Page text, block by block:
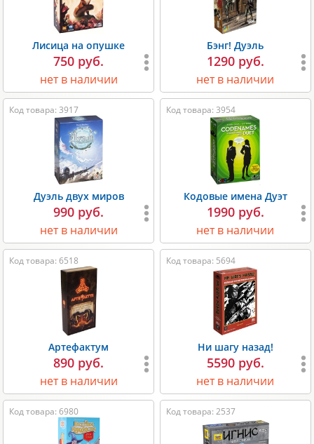
Лисица на опушке
750 руб.
нет в наличии
Бэнг! Дуэль
1290 руб.
нет в наличии
Код товара: 3917
Дуэль двух миров
990 руб.
нет в наличии
Код товара: 3954
Кодовые имена Дуэт
1990 руб.
нет в наличии
Код товара: 6518
Артефактум
890 руб.
нет в наличии
Код товара: 5694
Ни шагу назад!
5590 руб.
нет в наличии
Код товара: 6980 Код товара: 2537